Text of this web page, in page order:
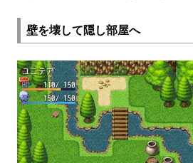
壁を壊して隠し部屋へ